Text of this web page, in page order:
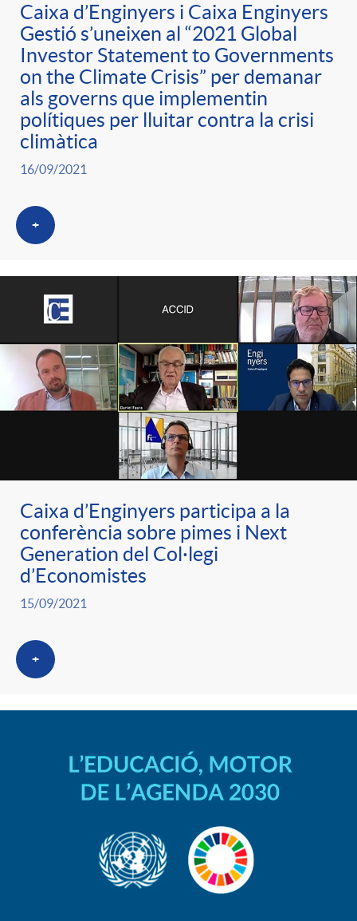
Caixa d’Enginyers i Caixa Enginyers
Gestió s’uneixen al “2021 Global
Investor Statement to Governments
on the Climate Crisis” per demanar
als governs que implementin
polítiques per lluitar contra la crisi
climàtica
16/09/2021
+
Caixa d’Enginyers participa a la
conferència sobre pimes i Next
Generation del Col·legi
d’Economistes
15/09/2021
+